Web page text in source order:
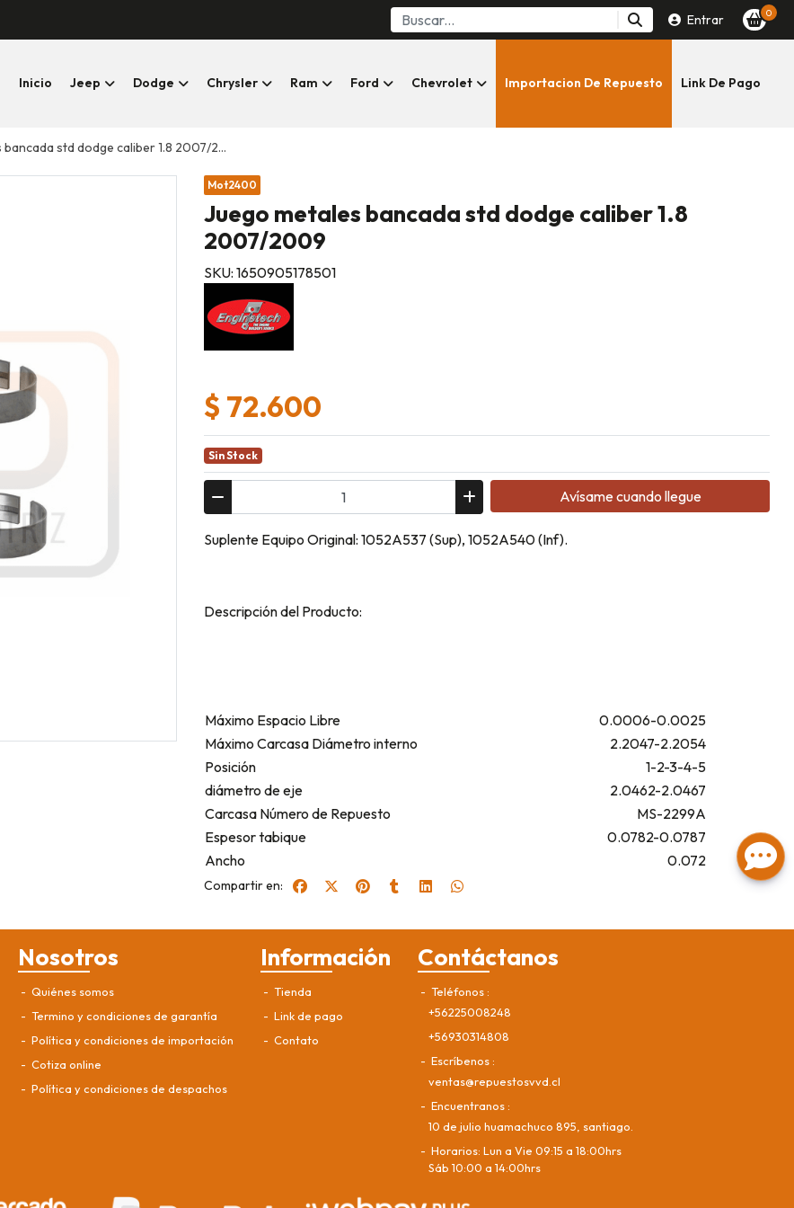
Entrar 0
Inicio Jeep Dodge Chrysler Ram Ford Chevrolet Importacion De Repuesto Link De Pago
std dodge caliber 1.8 2007/2009
Mot2400
Juego metales bancada std dodge caliber 1.8
2007/2009
SKU: 1650905178501
$ 72.600
Sin Stock
Avísame cuando llegue
Suplente Equipo Original: 1052A537 (Sup), 1052A540 (Inf).
Descripción del Producto:
Máximo Espacio Libre
0.0006-0.0025
Máximo Carcasa Diámetro interno
2.2047-2.2054
Posición
1-2-3-4-5
diámetro de eje
2.0462-2.0467
Carcasa Número de Repuesto
MS-2299A
Espesor tabique
0.0782-0.0787
Ancho
0.072
Compartir en:
Nosotros
Quiénes somos
Termino y condiciones de garantía
Política y condiciones de importación
Cotiza online
Política y condiciones de despachos
Información
Tienda
Link de pago
Contato
Contáctanos
Teléfonos
+56225008248
+56930314808
Escríbenos
ventas@repuestosvvd.cl
Encuentranos
10 de julio huamachuco 895, santiago.
Horarios: Lun a Vie 09:15 a 18:00hrs
Sáb 10:00 a 14:00hrs